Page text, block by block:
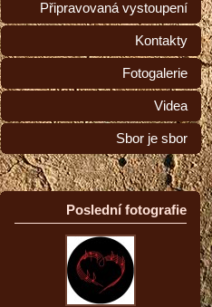
Připravovaná vystoupení
Kontakty
Fotogalerie
Videa
Sbor je sbor
Poslední fotografie